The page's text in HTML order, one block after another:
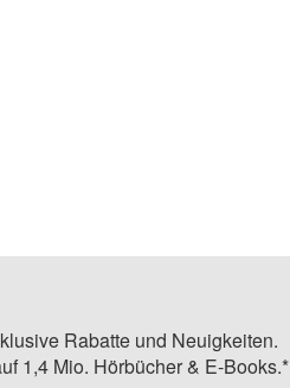
Rabatte und Neuigkeiten.
1,4 Mio. Hörbücher & E-Books.*